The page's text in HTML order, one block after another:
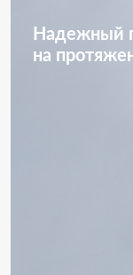
Надежный
на